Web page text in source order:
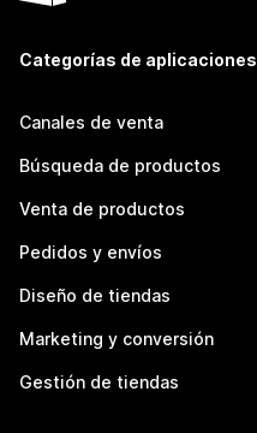
Categorías de aplicaciones
Canales de venta
Búsqueda de productos
Venta de productos
Pedidos y envíos
Diseño de tiendas
Marketing y conversión
Gestión de tiendas